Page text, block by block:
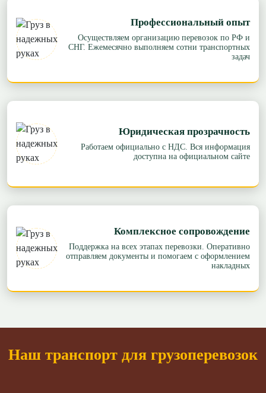
Профессиональный опыт
Осуществляем организацию перевозок по РФ и
СНГ. Ежемесячно выполняем сотни транспортных
задач
Юридическая прозрачность
Работаем официально с НДС. Вся информация
доступна на официальном сайте
Комплексное сопровождение
Поддержка на всех этапах перевозки. Оперативно
отправляем документы и помогаем с оформлением
накладных
Наш транспорт для грузоперевозок